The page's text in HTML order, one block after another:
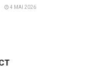
4 MAI 2026